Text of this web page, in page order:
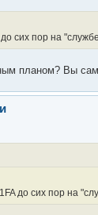
сих пор на
планом? Вы
до сих пор на